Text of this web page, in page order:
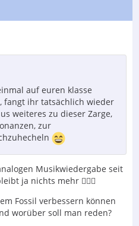
auf euren klasse
fangt ihr tatsächlich wieder
weiteres zu dieser Zarge,
zur
Musikwiedergabe seit
ja nichts mehr 🤷🏻‍♂️
Fossil verbessern können
worüber soll man reden?